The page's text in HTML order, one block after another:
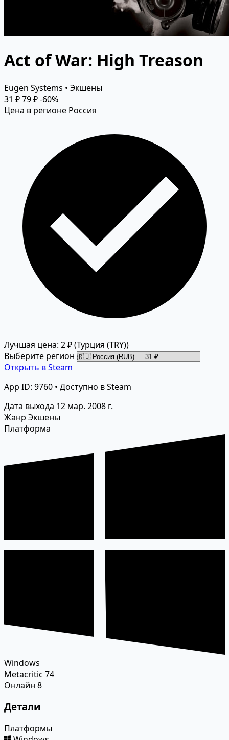
Act of War: High Treason
Eugen Systems • Экшены
31 ₽79 ₽-60%
Цена в регионе Россия
Лучшая цена: 2 ₽(Турция (TRY))
Выберите регион
Открыть в Steam
App ID: 9760 • Доступно в Steam
Дата выхода 12 мар. 2008 г.
Жанр Экшены
Платформа
Windows
Metacritic 74
Онлайн 8
Детали
Платформы